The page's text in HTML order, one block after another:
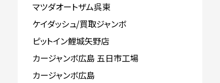
マツダオートザム呉東
ケイダッシュ/買取ジャンボ
ピットイン鯉城矢野店
カージャンボ広島 五日市工場
カージャンボ広島